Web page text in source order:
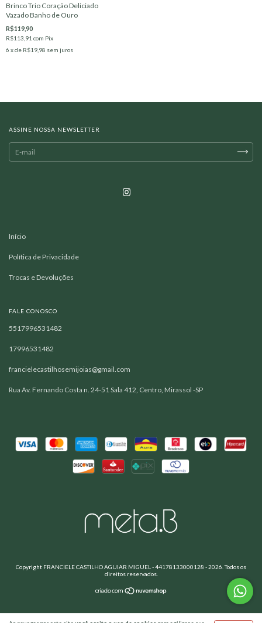
Brinco Trio Coração Deliciado
Vazado Banho de Ouro
R$119,90
R$113,91 com Pix
6 x de R$19,98 sem juros
ASSINE NOSSA NEWSLETTER
Início
Política de Privacidade
Trocas e Devoluções
FALE CONOSCO
5517996531482
17996531482
francielecastilhosemijoias@gmail.com
Rua Av. Fernando Costa n. 24-51 Sala 412, Centro, Mirassol -SP
Copyright FRANCIELE CASTILHO AGUIAR MIGUEL - 44178133000128 - 2026. Todos os
direitos reservados.